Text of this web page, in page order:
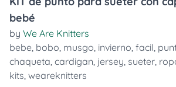
bebé
by We Are Knitters
bebe, bobo, musgo, invierno, facil,
chaqueta, cardigan, jersey, sueter,
kits, weareknitters